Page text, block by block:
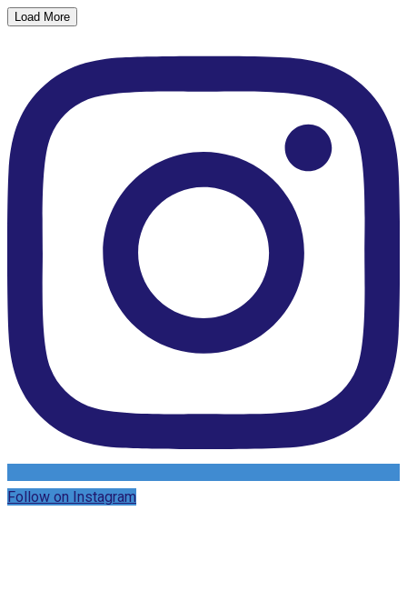
Load More
Follow on Instagram